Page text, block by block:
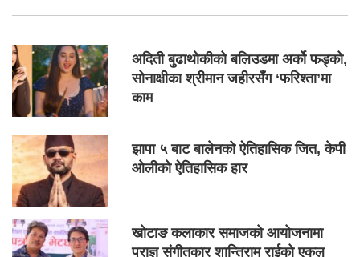
अदिती बुढाथोकीको बलिउडमा अर्को फड्को,
सोनाक्षीका श्रीमान जहीरसँग ‘फरिश्ता’मा
काम
झापा ५ बाट बालेनको ऐतिहासिक जित, केपी
ओलीको ऐतिहासिक हार
खोटाङ कलाकार समाजको आयोजनामा
प्राज्ञ संगीतकार शान्तिराम राईको एकल